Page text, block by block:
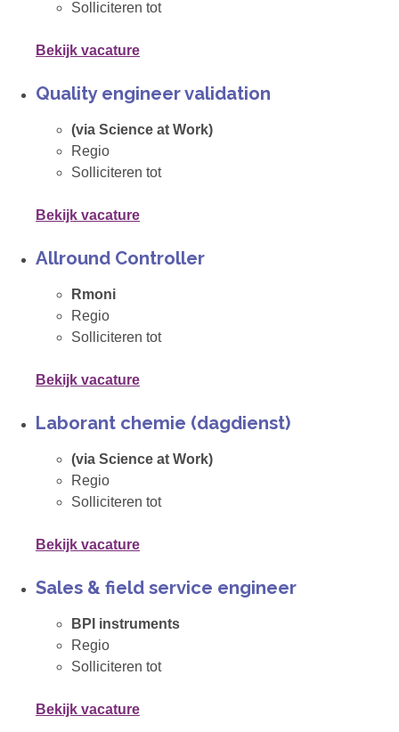
Solliciteren tot
Bekijk vacature
Quality engineer validation
(via Science at Work)
Regio
Solliciteren tot
Bekijk vacature
Allround Controller
Rmoni
Regio
Solliciteren tot
Bekijk vacature
Laborant chemie (dagdienst)
(via Science at Work)
Regio
Solliciteren tot
Bekijk vacature
Sales & field service engineer
BPI instruments
Regio
Solliciteren tot
Bekijk vacature